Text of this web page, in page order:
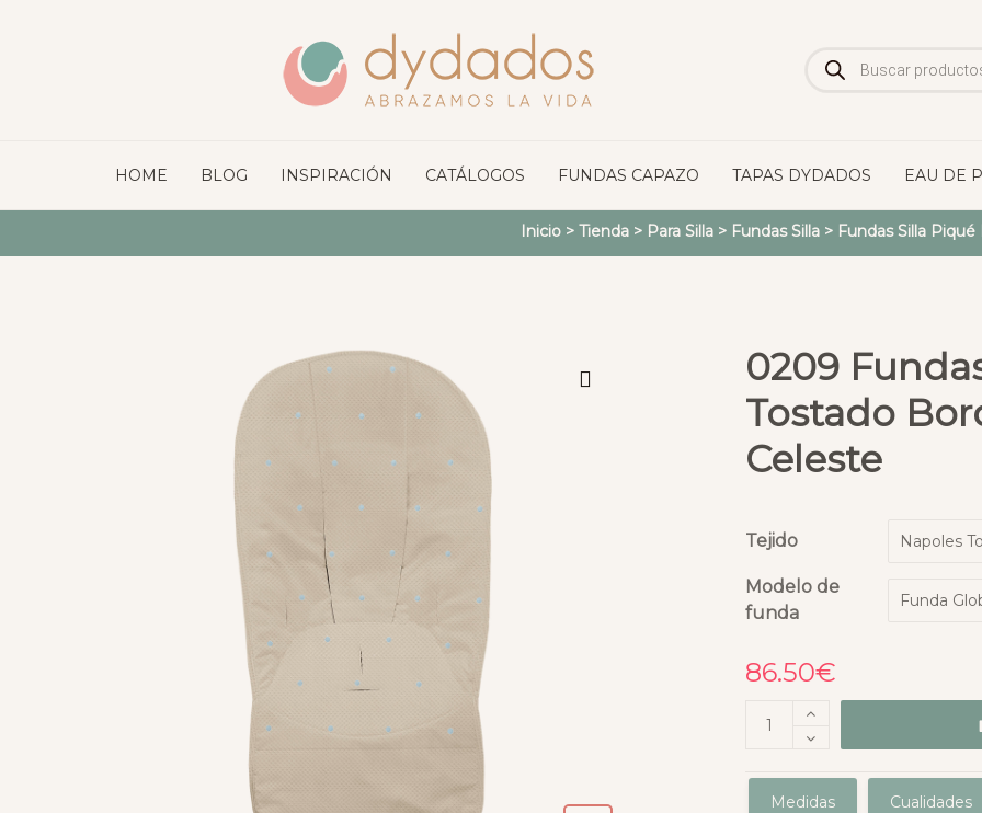
de
productos
HOME BLOG INSPIRACIÓN CATÁLOGOS FUNDAS CAPAZO TAPAS DYDADOS EAU DE
Inicio> Tienda> Para Silla> Fundas Silla> Fundas Silla
0209
Tostado
Celeste
Tejido
Modelo de
funda
86.50€
Medidas Cualidades